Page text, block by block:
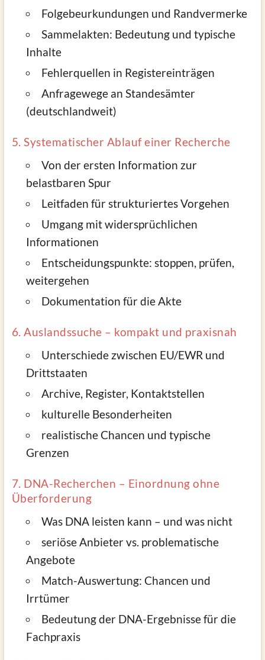
Folgebeurkundungen und Randvermerke
Sammelakten: Bedeutung und typische
Inhalte
Fehlerquellen in Registereinträgen
Anfragewege an Standesämter
(deutschlandweit)
5. Systematischer Ablauf einer Recherche
Von der ersten Information zur
belastbaren Spur
Leitfaden für strukturiertes Vorgehen
Umgang mit widersprüchlichen
Informationen
Entscheidungspunkte: stoppen, prüfen,
weitergehen
Dokumentation für die Akte
6. Auslandssuche – kompakt und praxisnah
Unterschiede zwischen EU/EWR und
Drittstaaten
Archive, Register, Kontaktstellen
kulturelle Besonderheiten
realistische Chancen und typische
Grenzen
7. DNA-Recherchen – Einordnung ohne
Überforderung
Was DNA leisten kann – und was nicht
seriöse Anbieter vs. problematische
Angebote
Match-Auswertung: Chancen und
Irrtümer
Bedeutung der DNA-Ergebnisse für die
Fachpraxis